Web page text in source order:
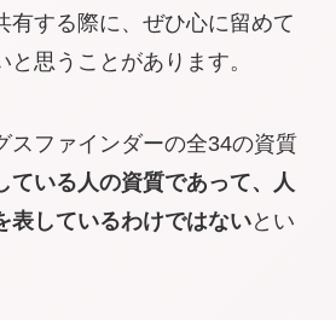
有する際に、ぜひ心に留めて
思うことがあります。
スファインダーの全34の資質
ている人の資質であって、人
表しているわけではないとい